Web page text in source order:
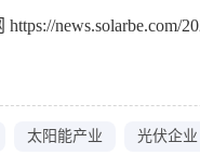
news.solarbe.com/
太阳能产业 光伏企业